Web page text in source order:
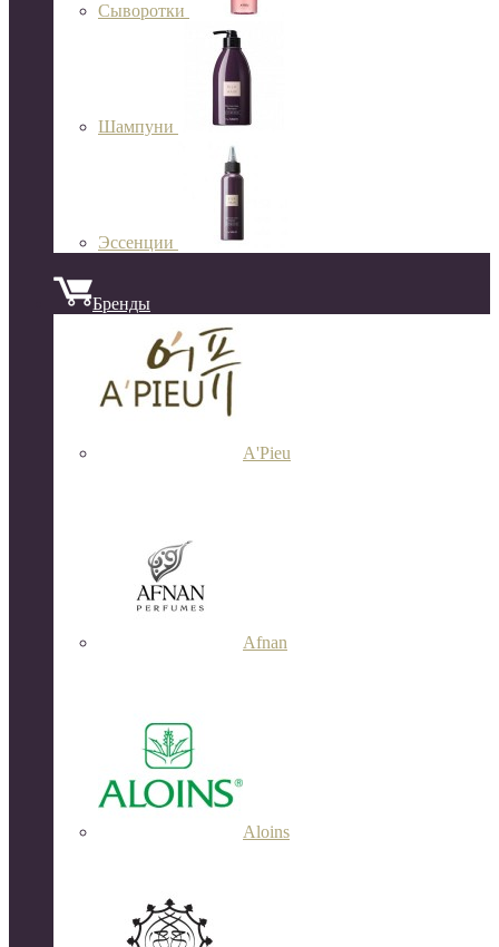
Сыворотки
Шампуни
Эссенции
Бренды
A'Pieu
Afnan
Aloins